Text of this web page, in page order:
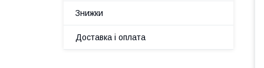
Знижки
Доставка і оплата